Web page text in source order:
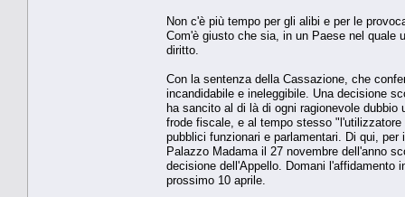
Non c'è più tempo per gli alibi e per le
Com'è giusto che sia, in un Paese nel quale
diritto.
Con la sentenza della Cassazione, che
incandidabile e ineleggibile. Una decisione
ha sancito al di là di ogni ragionevole
frode fiscale, e al tempo stesso
pubblici funzionari e parlamentari. Di qui,
Palazzo Madama il 27 novembre dell'anno
decisione dell'Appello. Domani l'affidamento
prossimo 10 aprile.